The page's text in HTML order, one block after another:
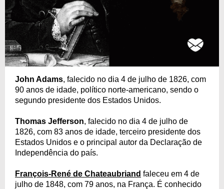
John Adams, falecido no dia 4 de julho de 1826, com
90 anos de idade, político norte-americano, sendo o
segundo presidente dos Estados Unidos.
Thomas Jefferson, falecido no dia 4 de julho de
1826, com 83 anos de idade, terceiro presidente dos
Estados Unidos e o principal autor da Declaração de
Independência do país.
François-René de Chateaubriand faleceu em 4 de
julho de 1848, com 79 anos, na França. É conhecido